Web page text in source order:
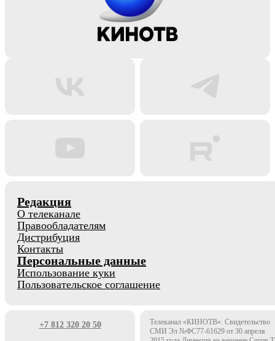
Редакция
О телеканале
Правообладателям
Дистрибуция
Контакты
Персональные данные
Использование куки
Пользовательское соглашение
+7 812 320 20 50
Телеканал «КИНОТВ». Свидетельство
СМИ Эл №ФС77-61629 от 30 апреля